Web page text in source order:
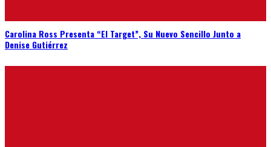
Carolina Ross Presenta “El Target”, Su Nuevo Sencillo Junto a
Denise Gutiérrez